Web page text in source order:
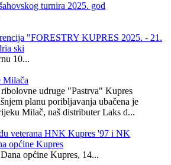
turnira 2025. god
"FORESTRY KUPRES 2025. - 21.
ski
10...
Milača
udruge "Pastrva" Kupres
planu poribljavanja ubačena je
Milač, naš distributer Laks d...
veterana HNK Kupres '97 i NK
općine Kupres
općine Kupres, 14...